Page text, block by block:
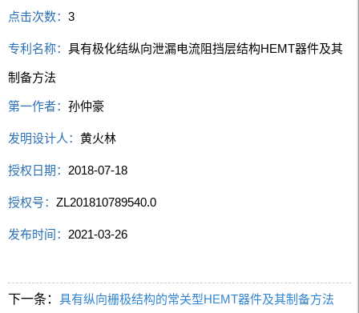
点击次数：3
专利名称：具有极化结纵向泄漏电流阻挡层结构HEMT器件及其
制备方法
第一作者：孙仲豪
发明设计人：黄火林
授权日期： 2018-07-18
授权号：ZL201810789540.0
发布时间： 2021-03-26
下一条：具有纵向栅极结构的常关型HEMT器件及其制备方法